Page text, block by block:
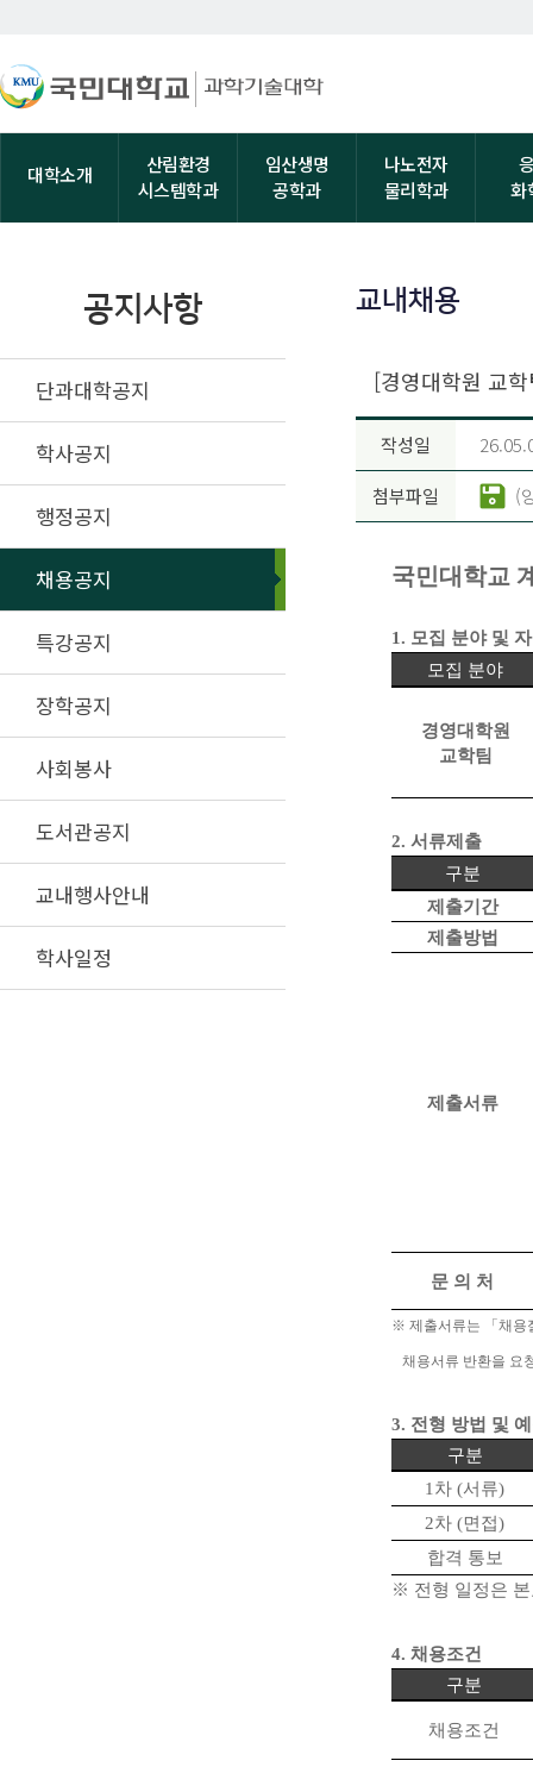
대학소개
산림환경
시스템학과
임산생명
공학과
나노전자
물리학과
화
공지사항
단과대학공지
학사공지
행정공지
채용공지
특강공지
장학공지
사회봉사
도서관공지
교내행사안내
학사일정
교내채용
[경영대학원 교
작성일
첨부파일 (
국민대학교
1. 모집 분야 및
모집 분야
경영대학원
교학팀
2. 서류제출
구분
제출기간
제출방법
제출서류
문 의 처
※ 제출서류는 「 채용
채용서류 반환을 요
3. 전형 방법 및
구분
1 차 (서류)
2차 (면접)
합격 통보
※ 전형 일정은
4. 채용조건
구분
채용조건